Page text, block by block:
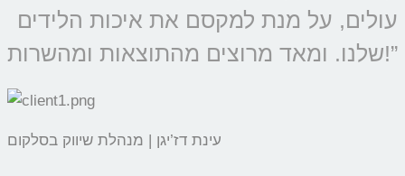
עולים, על מנת למקסם את איכות הלידים
שלנו. ומאד מרוצים מהתוצאות ומהשרות!”
עינת דז’יגן | מנהלת שיווק בסלקום